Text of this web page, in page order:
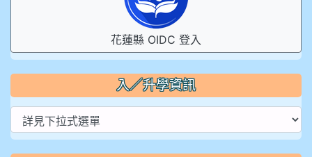
花蓮縣 OIDC 登入
入／升學資訊